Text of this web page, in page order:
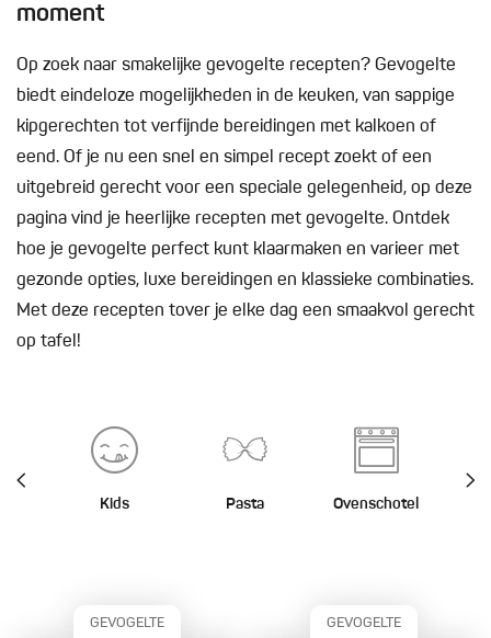
moment
Op zoek naar smakelijke gevogelte recepten? Gevogelte
biedt eindeloze mogelijkheden in de keuken, van sappige
kipgerechten tot verfijnde bereidingen met kalkoen of
eend. Of je nu een snel en simpel recept zoekt of een
uitgebreid gerecht voor een speciale gelegenheid, op deze
pagina vind je heerlijke recepten met gevogelte. Ontdek
hoe je gevogelte perfect kunt klaarmaken en varieer met
gezonde opties, luxe bereidingen en klassieke combinaties.
Met deze recepten tover je elke dag een smaakvol gerecht
op tafel!
Kids Pasta Ovenschotel
GEVOGELTE GEVOGELTE